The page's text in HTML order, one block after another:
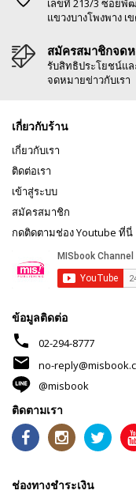
เลขที่ 213/3 ซอยพั
แขวงบางโพงพาง เ
สมัครสมาชิกจด
รับสิทธิประโยชน์แ
จดหมายข่าวกับเรา
เกี่ยวกับร้าน
เกี่ยวกับเรา
ติดต่อเรา
เข้าสู่ระบบ
สมัครสมาชิก
กดติดตามช่อง Youtube ที่นี่
ข้อมูลติดต่อ
phone 02-294-8777
mail
no-
@misbook
ติดตามเรา
ช่องทางชำระเงิน